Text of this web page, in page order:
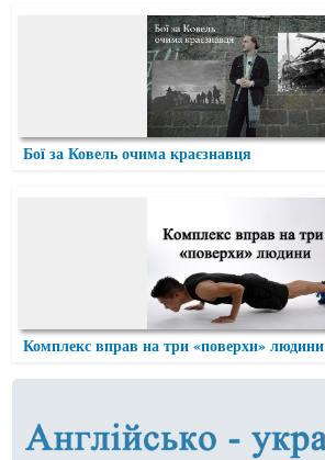
Бої за Ковель очима краєзнавця
Комплекс вправ на три «поверхи» людини